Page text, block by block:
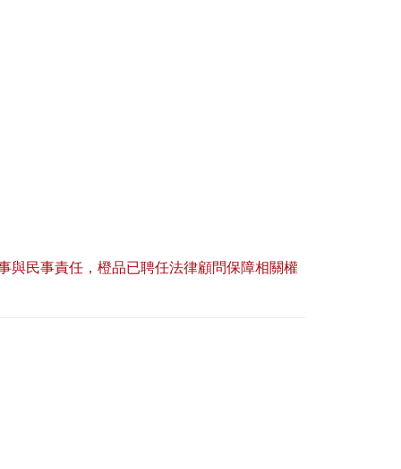
與民事責任，橙品已聘任法律顧問保障相關權